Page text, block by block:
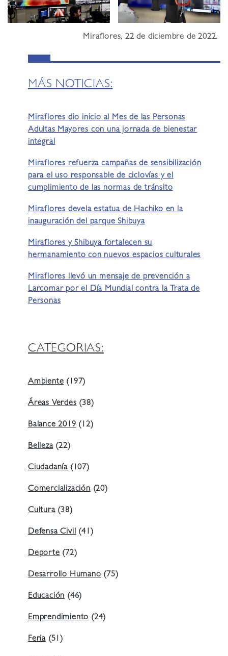
Miraflores, 22 de diciembre de 2022.
MÁS NOTICIAS:
Miraflores dio inicio al Mes de las Personas
Adultas Mayores con una jornada de bienestar
integral
Miraflores refuerza campañas de sensibilización
para el uso responsable de ciclovías y el
cumplimiento de las normas de tránsito
Miraflores devela estatua de Hachiko en la
inauguración del parque Shibuya
Miraflores y Shibuya fortalecen su
hermanamiento con nuevos espacios culturales
Miraflores llevó un mensaje de prevención a
Larcomar por el Día Mundial contra la Trata de
Personas
CATEGORIAS:
Ambiente (197)
Áreas Verdes (38)
Balance 2019 (12)
Belleza(22)
Ciudadanía (107)
Comercialización (20)
Cultura(38)
Defensa Civil (41)
Deporte (72)
Desarrollo Humano (75)
Educación (46)
Emprendimiento (24)
Feria (51)